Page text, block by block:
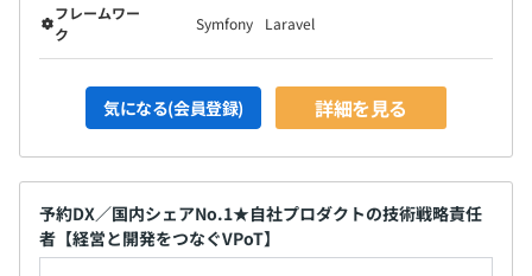
フレームワー
ク
Symfony Laravel
気になる(会員登録) 詳細を見る
予約DX／国内シェアNo.1★自社プロダクトの技術戦略責任
者【経営と開発をつなぐVPoT】